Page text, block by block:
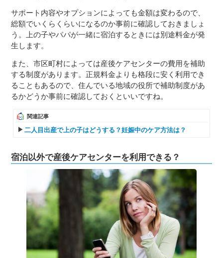
サポート内容やオプションによっても金額は変わるので、
総額でいくらくらいになるのか事前に確認しておきましょ
う。上の子やパパが一緒に宿泊するときには別途料金が発
生します。
また、市区町村によっては産後ケアセンターの費用を補助
する制度があります。正規料金よりも格段に安く利用でき
ることもあるので、住んでいる地域の役所で補助制度があ
るかどうか事前に確認しておくといいですね。
関連記事
二人目出産で上の子はどうする？妊娠中のケア方法は？
宿泊以外で産後ケアセンターを利用できる？